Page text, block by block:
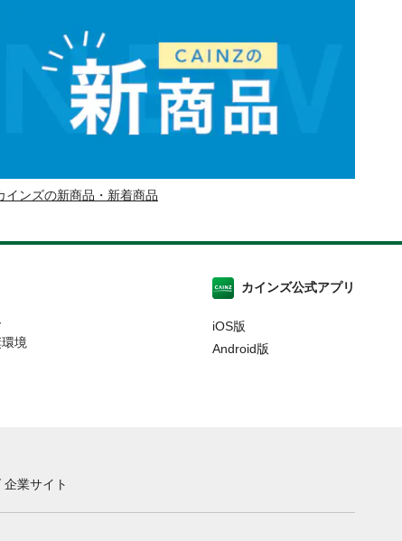
インズの新商品・新着商品
境
カインズ公式アプリ
iOS版
Android版
企業サイト